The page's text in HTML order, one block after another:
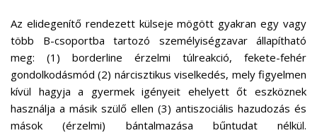
Az elidegenítő rendezett külseje mögött gyakran egy vagy
több B-csoportba tartozó személyiségzavar állapítható
meg: (1) borderline érzelmi túlreakció, fekete-fehér
gondolkodásmód (2) nárcisztikus viselkedés, mely figyelmen
kívül hagyja a gyermek igényeit ehelyett őt eszköznek
használja a másik szülő ellen (3) antiszociális hazudozás és
mások (érzelmi) bántalmazása bűntudat nélkül.